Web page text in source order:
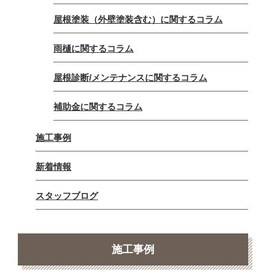
屋根塗装（外壁塗装含む）に関するコラム
雨樋に関するコラム
屋根診断/メンテナンスに関するコラム
補助金に関するコラム
施工事例
新着情報
スタッフブログ
施工事例